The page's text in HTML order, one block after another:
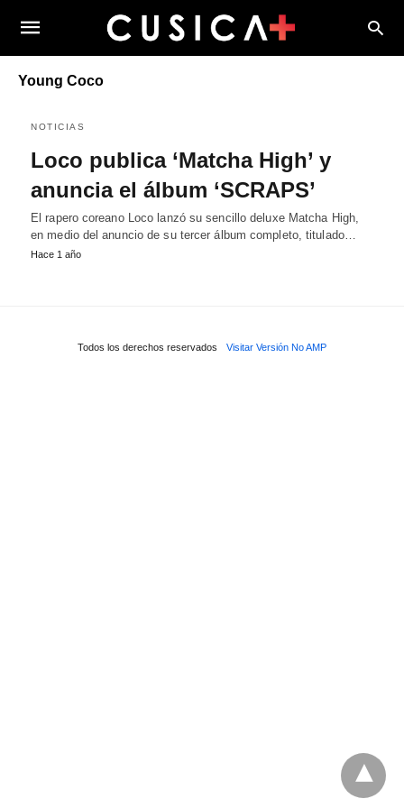
Young Coco
NOTICIAS
Loco publica ‘Matcha High’ y
anuncia el álbum ‘SCRAPS’
El rapero coreano Loco lanzó su sencillo deluxe Matcha High,
en medio del anuncio de su tercer álbum completo, titulado…
Hace 1 año
Todos los derechos reservados Visitar Versión No AMP